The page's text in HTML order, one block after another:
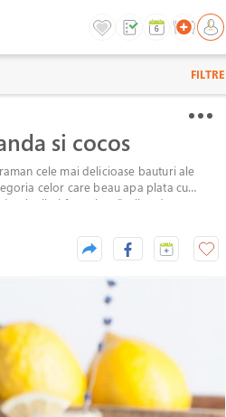
FILTRE
si cocos
cele mai delicioase bauturi ale
celor care beau apa plata cu
fara alcool) pline de
pregati un pahar de Limonada de
zilele toride de vara.